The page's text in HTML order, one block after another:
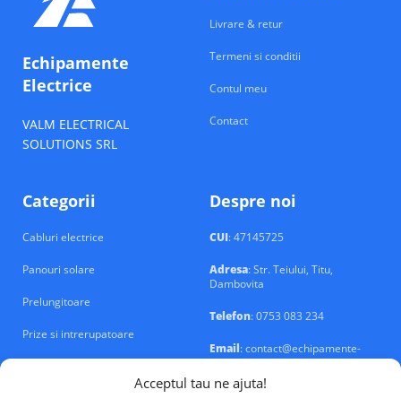
Acceptul tau ne ajuta!
Echipamente
Electrice
VALM ELECTRICAL
SOLUTIONS SRL
Livrare & retur
Termeni si conditii
Contul meu
Contact
Categorii
Cabluri electrice
Panouri solare
Prelungitoare
Prize si intrerupatoare
Despre noi
CUI: 47145725
Adresa: Str. Teiului, Titu,
Dambovita
Telefon: 0753 083 234
Email: contact@echipamente-
electrice.ro